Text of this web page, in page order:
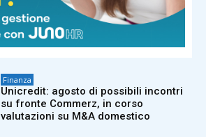
Finanza
Mps e Banco Bpm accelerano: a
lavoro per piano integrazione entro 6
agosto
Finanza
Unicredit: agosto di possibili incontri
su fronte Commerz, in corso
valutazioni su M&A domestico